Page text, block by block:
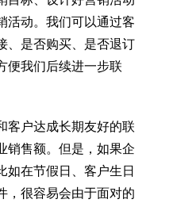
活动。我们可以通过客
、是否购买、是否退订
便我们后续进一步联
客户达成长期友好的联
销售额。但是，如果企
如在节假日、客户生日
，很容易会由于面对的